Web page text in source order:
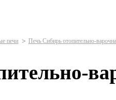
печи Печь Сибирь отопительно-